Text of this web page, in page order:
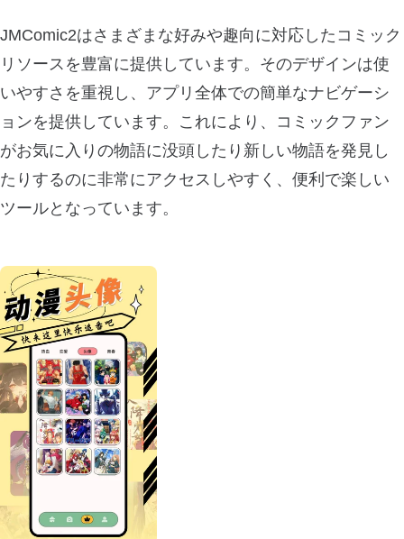
JMComic2はさまざまな好みや趣向に対応したコミック
リソースを豊富に提供しています。そのデザインは使
いやすさを重視し、アプリ全体での簡単なナビゲーシ
ョンを提供しています。これにより、コミックファン
がお気に入りの物語に没頭したり新しい物語を発見し
たりするのに非常にアクセスしやすく、便利で楽しい
ツールとなっています。